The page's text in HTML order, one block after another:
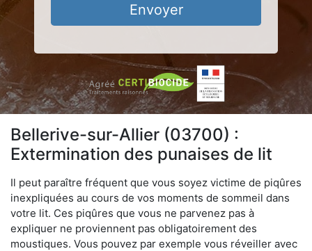
Envoyer
Bellerive-sur-Allier (03700) :
Extermination des punaises de lit
Il peut paraître fréquent que vous soyez victime de piqûres
inexpliquées au cours de vos moments de sommeil dans
votre lit. Ces piqûres que vous ne parvenez pas à
expliquer ne proviennent pas obligatoirement des
moustiques. Vous pouvez par exemple vous réveiller avec